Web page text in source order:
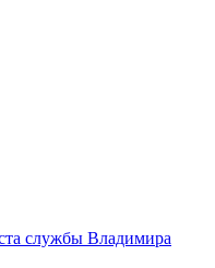
службы Владимира